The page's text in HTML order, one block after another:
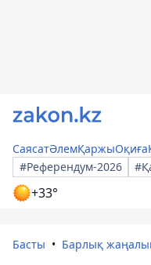
СаясатӘлемҚаржыОқиға
#Референдум-2026
+33°
Басты Барлық